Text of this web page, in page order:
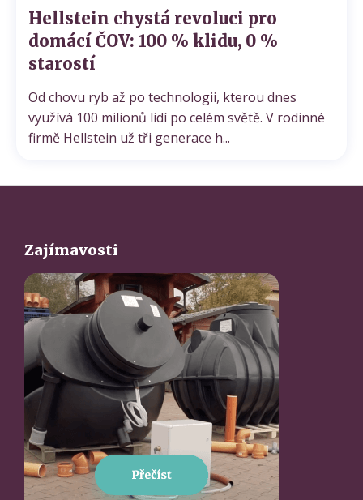
Hellstein chystá revoluci pro
domácí ČOV: 100 % klidu, 0 %
starostí
Od chovu ryb až po technologii, kterou dnes
využívá 100 milionů lidí po celém světě. V rodinné
firmě Hellstein už tři generace h...
Zajímavosti
Cenová nabídka
Odeslat
Powered by chaterimo